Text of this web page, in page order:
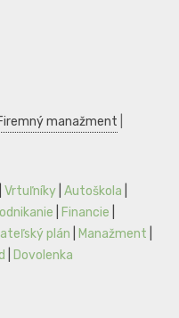
manažment
Vrtuľníky Autoškola
Financie
plán Manažment
Dovolenka